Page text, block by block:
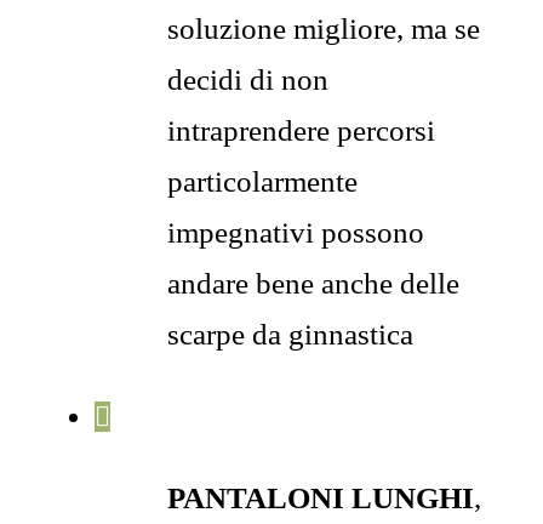
soluzione migliore, ma se
decidi di non
intraprendere percorsi
particolarmente
impegnativi possono
andare bene anche delle
scarpe da ginnastica
PANTALONI LUNGHI,